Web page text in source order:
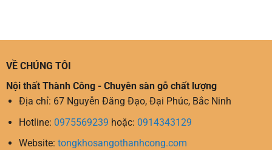
VỀ CHÚNG TÔI
Nội thất Thành Công - Chuyên sàn gỗ chất lượng
Địa chỉ: 67 Nguyễn Đăng Đạo, Đại Phúc, Bắc Ninh
Hotline: 0975569239 hoặc: 0914343129
Website: tongkhosangothanhcong.com